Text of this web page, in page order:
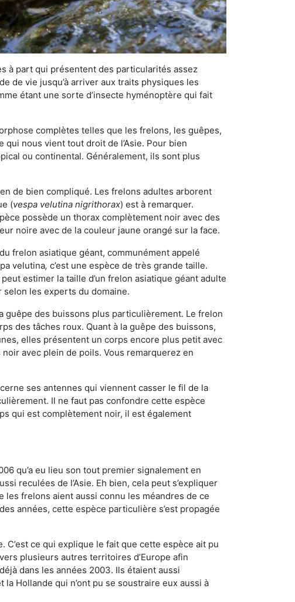
à part qui présentent des particularités assez
de vie jusqu’à arriver aux traits physiques les
étant une sorte d’insecte hyménoptère qui fait
complètes telles que les frelons, les guêpes,
nous vient tout droit de l’Asie. Pour bien
ou continental. Généralement, ils sont plus
de bien compliqué. Les frelons adultes arborent
(vespa velutina nigrithorax) est à remarquer.
possède un thorax complètement noir avec des
noire avec de la couleur jaune orangé sur la face.
frelon asiatique géant, communément appelé
velutina, c’est une espèce de très grande taille.
estimer la taille d’un frelon asiatique géant adulte
selon les experts du domaine.
guêpe des buissons plus particulièrement. Le frelon
des tâches roux. Quant à la guêpe des buissons,
elles présentent un corps encore plus petit avec
avec plein de poils. Vous remarquerez en
ses antennes qui viennent casser le fil de la
Il ne faut pas confondre cette espèce
qui est complètement noir, il est également
qu’a eu lieu son tout premier signalement en
reculées de l’Asie. Eh bien, cela peut s’expliquer
frelons aient aussi connu les méandres de ce
années, cette espèce particulière s’est propagée
ce qui explique le fait que cette espèce ait pu
plusieurs autres territoires d’Europe afin
dans les années 2003. Ils étaient aussi
Hollande qui n’ont pu se soustraire eux aussi à